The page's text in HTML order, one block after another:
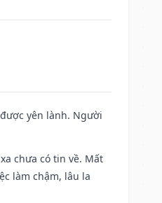
yên lành. Người
chưa có tin về. Mất
làm chậm, lâu la